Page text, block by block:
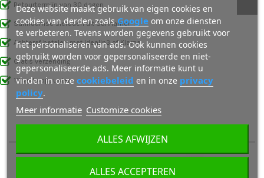
Retourtermijn van 30 dagen
Surinaamse sieraden uit Suriname!
Achteraf betalen met IdealIn3 of Klarna
Gratis verzending
10 verkooppunten
Deze website maakt gebruik van eigen cookies en
cookies van derden zoalsGoogleom onze diensten
te verbeteren. Tevens worden gegevens gebruikt voor
het personaliseren van ads. Ook kunnen cookies
gebruikt worden voor gepersonaliseerde en niet-
gepersonaliseerde ads. Meer informatie kunt u
vinden in onze cookiebeleid en in onze privacy
policy.
Meer informatie Customize cookies
ALLES AFWIJZEN
ALLES ACCEPTEREN